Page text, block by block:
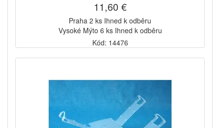
11,60 €
Praha 2 ks Ihned k odběru
Vysoké Mýto 6 ks Ihned k odběru
Kód: 14476